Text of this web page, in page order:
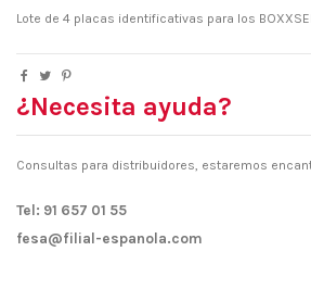
Lote de 4 placas identificativas para los
¿Necesita ayuda?
Consultas para distribuidores, estaremos
Tel: 91 657 01 55
fesa@filial-espanola.com